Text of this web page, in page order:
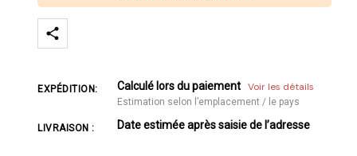
EXPÉDITION: Calculé lors du paiement Voir les détails
Estimation selon l’emplacement / le pays
LIVRAISON : Date estimée après saisie de l’adresse